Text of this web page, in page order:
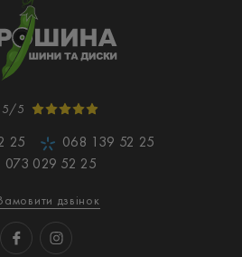
5/5
25
068 139 52 25
073 029 52 25
дзвінок